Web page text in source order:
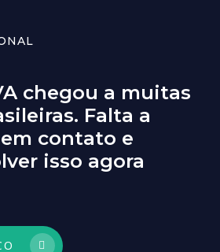
chegou a muitas
Falta a
em contato e
isso agora